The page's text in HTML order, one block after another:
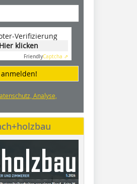
Verifizierung
Hier klicken
FriendlyCaptcha ⇗
anmelden!
Analyse,